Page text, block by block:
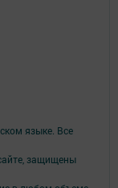
языке. Все
защищены